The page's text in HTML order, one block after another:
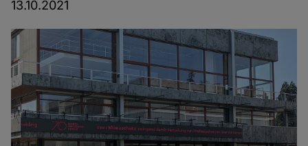
13.10.2021